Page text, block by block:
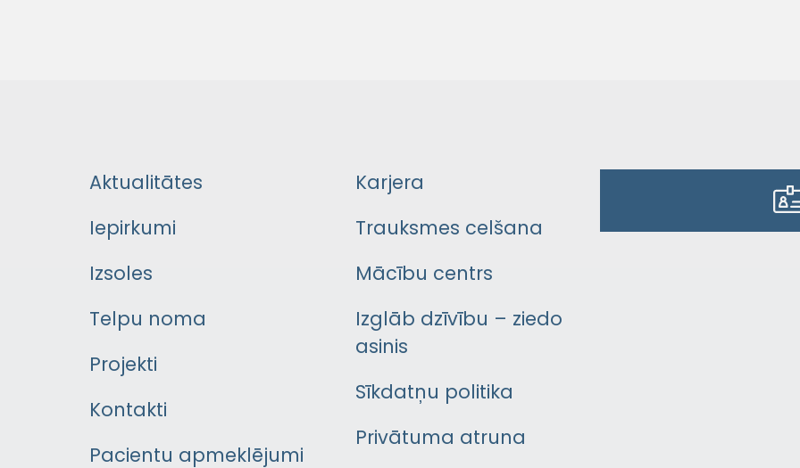
Aktualitātes
Iepirkumi
Izsoles
Telpu noma
Projekti
Kontakti
Pacientu apmeklējumi
Karjera
Trauksmes celšana
Mācību centrs
Izglāb dzīvību – ziedo
asinis
Sīkdatņu politika
Privātuma atruna